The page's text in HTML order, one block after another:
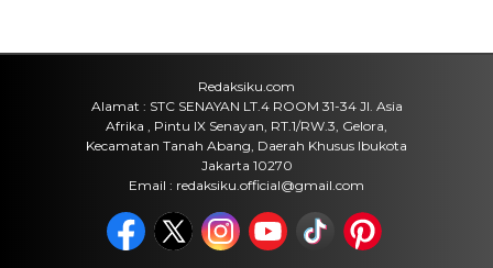
Redaksiku.com
Alamat : STC SENAYAN LT.4 ROOM 31-34 Jl. Asia
Afrika , Pintu IX Senayan, RT.1/RW.3, Gelora,
Kecamatan Tanah Abang, Daerah Khusus Ibukota
Jakarta 10270
Email : redaksiku.official@gmail.com